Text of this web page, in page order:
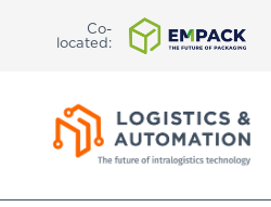
Co-
located: